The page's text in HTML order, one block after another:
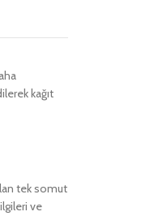
kağıt
tek somut
ve